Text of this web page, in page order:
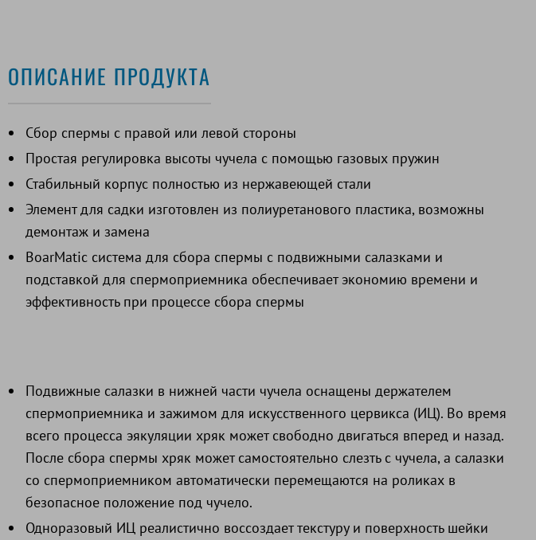
ОПИСАНИЕ ПРОДУКТА
Сбор спермы с правой или левой стороны
Простая регулировка высоты чучела с помощью газовых пружин
Стабильный корпус полностью из нержавеющей стали
Элемент для садки изготовлен из полиуретанового пластика, возможны
демонтаж и замена
BoarMatic система для сбора спермы с подвижными салазками и
подставкой для спермоприемника обеспечивает экономию времени и
эффективность при процессе сбора спермы
Подвижные салазки в нижней части чучела оснащены держателем
спермоприемника и зажимом для искусственного цервикса (ИЦ). Во время
всего процесса эякуляции хряк может свободно двигаться вперед и назад.
После сбора спермы хряк может самостоятельно слезть с чучела, а салазки
со спермоприемником автоматически перемещаются на роликах в
безопасное положение под чучело.
Одноразовый ИЦ реалистично воссоздает текстуру и поверхность шейки